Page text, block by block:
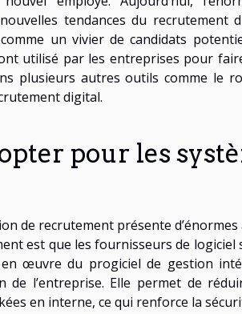
tendances du recrutement
un vivier de candidats
utilisé par les entreprises pour
plusieurs autres outils comme le
digital.
pour les
de recrutement présente
est que les fournisseurs de logiciel
œuvre du progiciel de gestion
de l’entreprise. Elle permet de
en interne, ce qui renforce la